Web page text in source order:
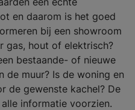
en daarom is het goed
bij een showroom
gas, hout of elektrisch?
bestaande- of nieuwe
de muur? Is de woning en
de gewenste kachel? De
informatie voorzien.